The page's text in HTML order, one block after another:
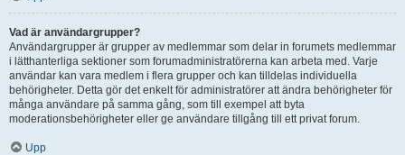
Vad är användargrupper?
Användargrupper är grupper av medlemmar som delar in forumets medlemmar
i lätthanterliga sektioner som forumadministratörerna kan arbeta med. Varje
användar kan vara medlem i flera grupper och kan tilldelas individuella
behörigheter. Detta gör det enkelt för administratörer att ändra behörigheter för
många användare på samma gång, som till exempel att byta
moderationsbehörigheter eller ge användare tillgång till ett privat forum.
Upp